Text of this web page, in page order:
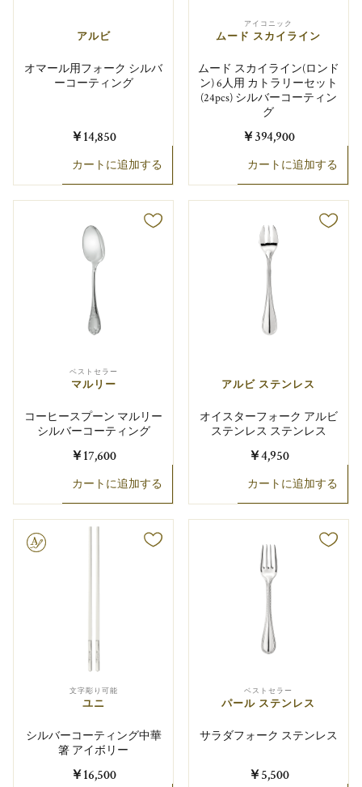
アルビ
オマール用フォーク シルバ
ーコーティング
￥14,850
カートに追加する
アイコニック
ムード スカイライン
ムード スカイライン(ロンド
ン) 6人用 カトラリーセット
(24pcs) シルバーコーティン
グ
￥394,900
カートに追加する
ベストセラー
マルリー
コーヒースプーン マルリー
シルバーコーティング
￥17,600
カートに追加する
アルビ ステンレス
オイスターフォーク アルビ
ステンレス ステンレス
￥4,950
カートに追加する
文字彫り可能
ユニ
シルバーコーティング中華
箸 アイボリー
￥16,500
ベストセラー
パール ステンレス
サラダフォーク ステンレス
￥5,500